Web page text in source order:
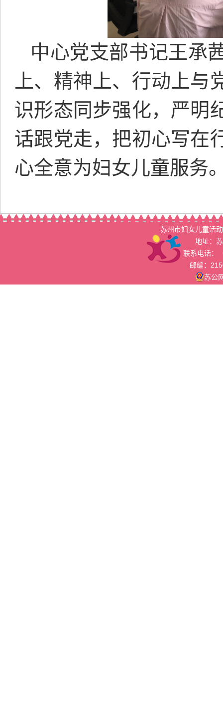
中心党支部书记王承
上、精神上、行动上
识形态同步强化，严明
话跟党走，把初心写在
心全意为妇女儿童服务
苏州市妇女儿童活
地址：
联系电话：
邮编：
苏公